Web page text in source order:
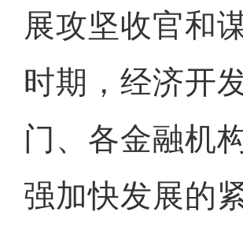
展攻坚收官和
时期，经济开
门、各金融机
强加快发展的